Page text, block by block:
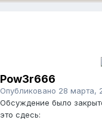
Pow3r666
Опубликовано 28 марта,
Обсуждение было
это сдесь: